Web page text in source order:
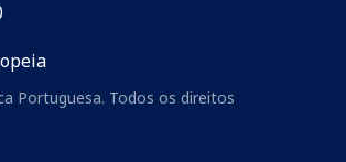
Portuguesa. Todos os direitos